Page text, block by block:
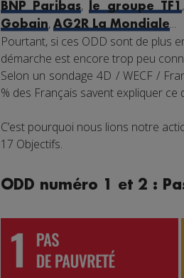
BNP Paribas, le groupe TF1
Gobain, AG2R La Mondiale...
Pourtant, si ces ODD sont de plus
démarche est encore trop peu
Selon un sondage 4D / WECF /
% des Français savent expliquer ce
C’est pourquoi nous lions notre
17 Objectifs.
ODD numéro 1 et 2 :